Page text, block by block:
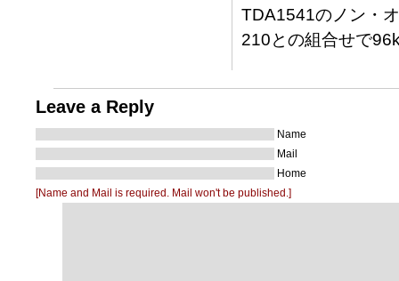
TDA1541のノン・
210との組合せで
Leave a Reply
Name
Mail
Home
[Name and Mail is required. Mail won't be published.]